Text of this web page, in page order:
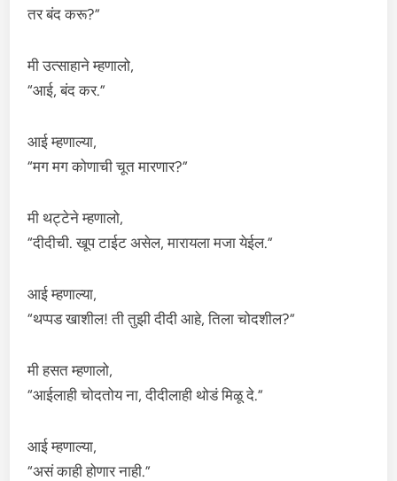
तर बंद करू?”
मी उत्साहाने म्हणालो,
“आई, बंद कर.”
आई म्हणाल्या,
“मग मग कोणाची चूत मारणार?”
मी थट्टेने म्हणालो,
“दीदीची. खूप टाईट असेल, मारायला मजा येईल.”
आई म्हणाल्या,
“थप्पड खाशील! ती तुझी दीदी आहे, तिला चोदशील?”
मी हसत म्हणालो,
“आईलाही चोदतोय ना, दीदीलाही थोडं मिळू दे.”
आई म्हणाल्या,
“असं काही होणार नाही.”